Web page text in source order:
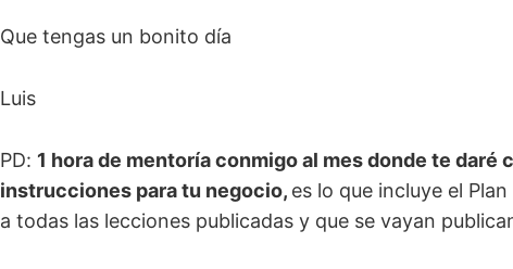
Que tengas un bonito día
Luis
PD: 1 hora de mentoría conmigo al mes donde te daré
instrucciones para tu negocio, es lo que incluye el
a todas las lecciones publicadas y que se vayan